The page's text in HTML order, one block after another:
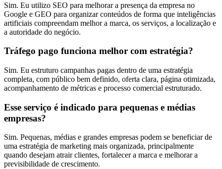
Sim. Eu utilizo SEO para melhorar a presença da empresa no
Google e GEO para organizar conteúdos de forma que inteligências
artificiais compreendam melhor a marca, os serviços, a localização e
a autoridade do negócio.
Tráfego pago funciona melhor com estratégia?
Sim. Eu estruturo campanhas pagas dentro de uma estratégia
completa, com público bem definido, oferta clara, página otimizada,
acompanhamento de métricas e processo comercial estruturado.
Esse serviço é indicado para pequenas e médias
empresas?
Sim. Pequenas, médias e grandes empresas podem se beneficiar de
uma estratégia de marketing mais organizada, principalmente
quando desejam atrair clientes, fortalecer a marca e melhorar a
previsibilidade de crescimento.